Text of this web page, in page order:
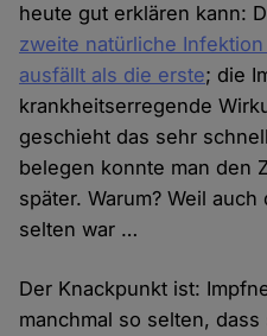
heute gut erklären kann:
zweite natürliche
ausfällt als die erste; die
krankheitserregende
geschieht das sehr
belegen konnte man den
später. Warum? Weil
selten war …
Der Knackpunkt ist:
manchmal so selten, dass